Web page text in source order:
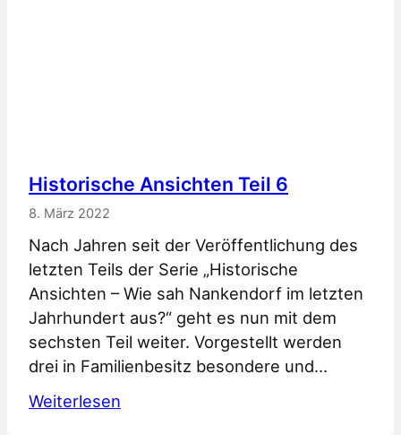
Historische Ansichten Teil 6
8. März 2022
Nach Jahren seit der Veröffentlichung des
letzten Teils der Serie „Historische
Ansichten – Wie sah Nankendorf im letzten
Jahrhundert aus?“ geht es nun mit dem
sechsten Teil weiter. Vorgestellt werden
drei in Familienbesitz besondere und…
Weiterlesen